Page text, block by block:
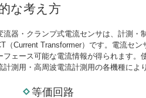
な考え方
器・クランプ式電流センサは、計測・
（Current Transformer）です。電流セ
ェース可能な電流情報が得られます。
測用・高周波電流計測用の各機種によ
等価回路